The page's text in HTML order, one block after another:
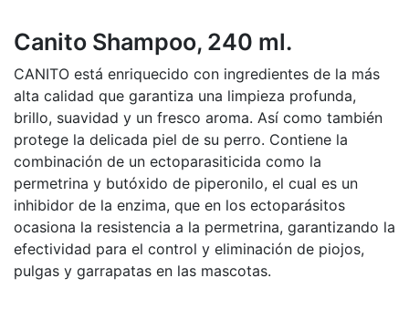
Canito Shampoo, 240 ml.
CANITO está enriquecido con ingredientes de la más
alta calidad que garantiza una limpieza profunda,
brillo, suavidad y un fresco aroma. Así como también
protege la delicada piel de su perro. Contiene la
combinación de un ectoparasiticida como la
permetrina y butóxido de piperonilo, el cual es un
inhibidor de la enzima, que en los ectoparásitos
ocasiona la resistencia a la permetrina, garantizando la
efectividad para el control y eliminación de piojos,
pulgas y garrapatas en las mascotas.